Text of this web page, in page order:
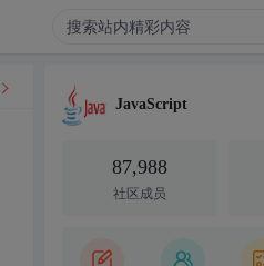
JavaScript
87,988
社区成员